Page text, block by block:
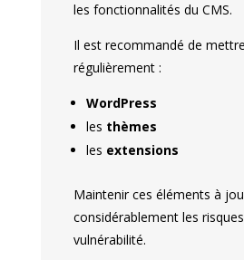
les fonctionnalités du CMS.
Il est recommandé de
régulièrement :
WordPress
les thèmes
les extensions
Maintenir ces éléments à
considérablement les
vulnérabilité.